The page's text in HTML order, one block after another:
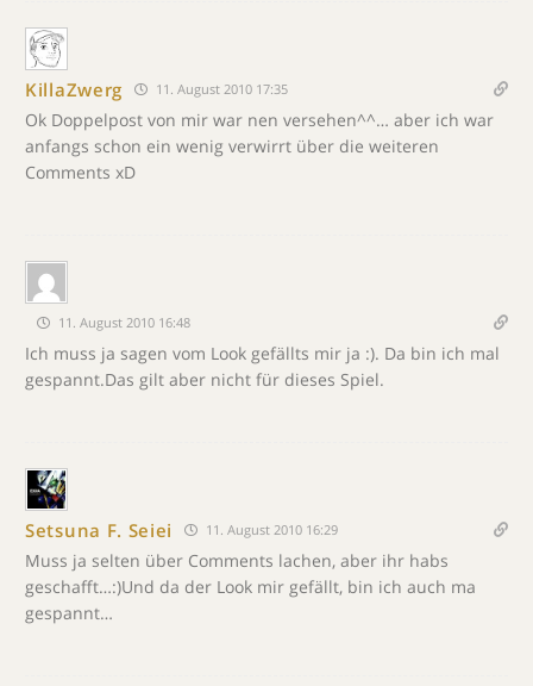
KillaZwerg 11. August 2010 17:35
Ok Doppelpost von mir war nen versehen^^… aber ich war
anfangs schon ein wenig verwirrt über die weiteren
Comments xD
11. August 2010 16:48
Ich muss ja sagen vom Look gefällts mir ja :). Da bin ich mal
gespannt.Das gilt aber nicht für dieses Spiel.
Setsuna F. Seiei 11. August 2010 16:29
Muss ja selten über Comments lachen, aber ihr habs
geschafft…:)Und da der Look mir gefällt, bin ich auch ma
gespannt…